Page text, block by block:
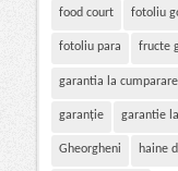
food court fotoliu
fotoliu para fructe
garantia la cumparare
garanție garantie
Gheorgheni haine